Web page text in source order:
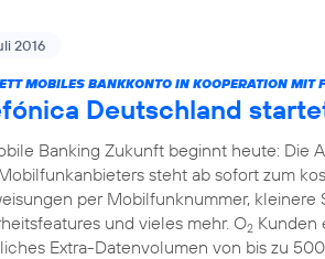
2016
MOBILES BANKKONTO IN KOOPERATION MIT
Deutschland
Banking Zukunft beginnt heute: Die
steht ab sofort zum
per Mobilfunknummer,
und vieles mehr. O2 Kunden
Extra-Datenvolumen von bis zu